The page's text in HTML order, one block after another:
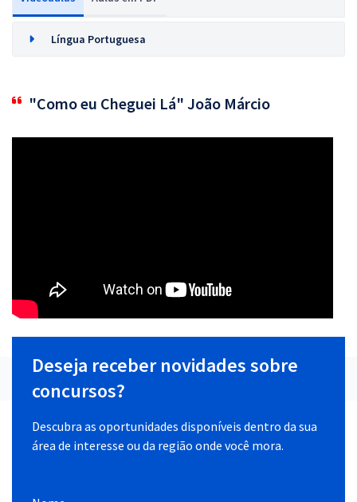
Língua Portuguesa
"Como eu Cheguei Lá" João Márcio
Deseja receber novidades sobre
concursos?
Descubra as oportunidades disponíveis dentro da sua
área de interesse ou da região onde você mora.